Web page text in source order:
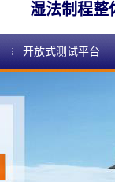
湿法制程整
开放式测试平台